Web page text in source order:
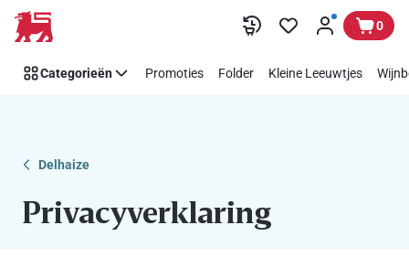
Overslaan
Privacyverklaring
0
Categorieën Promoties Folder Kleine Leeuwtjes
Delhaize
Privacyverklaring